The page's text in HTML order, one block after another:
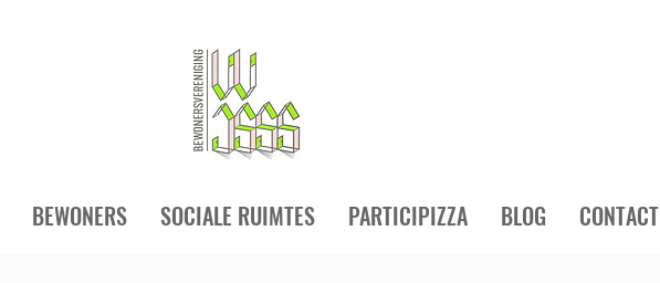
BEWONERS SOCIALE RUIMTES PARTICIPIZZA BLOG CONTACT